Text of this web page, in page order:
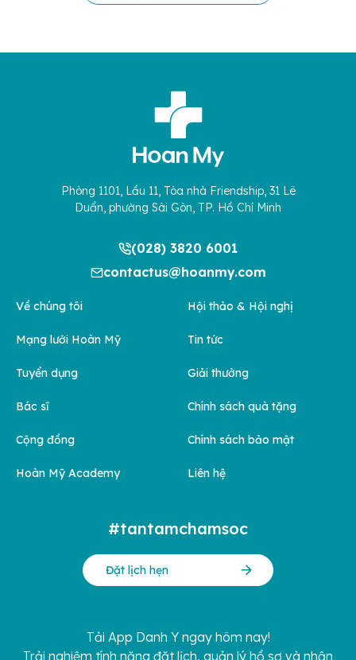
Phòng 1101, Lầu 11, Tòa nhà Friendship, 31 Lê
Duẩn, phường Sài Gòn, TP. Hồ Chí Minh
(028) 3820 6001
contactus@hoanmy.com
Về chúng tôi
Mạng lưới Hoàn Mỹ
Tuyển dụng
Bác sĩ
Cộng đồng
Hoàn Mỹ Academy
Hội thảo & Hội nghị
Tin tức
Giải thưởng
Chính sách quà tặng
Chính sách bảo mật
Liên hệ
#tantamchamsoc
Đặt lịch hẹn
Tải App Danh Y ngay hôm nay!
Trải nghiệm tính năng đặt lịch, quản lý hồ sơ và nhận